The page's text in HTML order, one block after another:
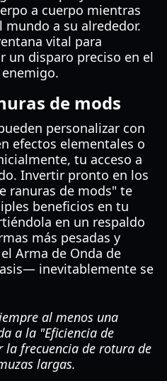
a cuerpo mientras
a su alrededor.
vital para
un disparo preciso en el
de mods
personalizar con
efectos elementales o
tu acceso a
Invertir pronto en los
ranuras de mods" te
beneficios en tu
en un respaldo
más pesadas y
Arma de Onda de
inevitablemente se
al menos una
a la "Eficiencia de
frecuencia de rotura de
largas.